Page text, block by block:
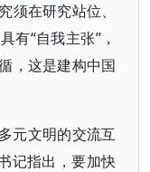
须在研究站位、
有“自我主张”，
，这是建构中国
元文明的交流互
记指出，要加快